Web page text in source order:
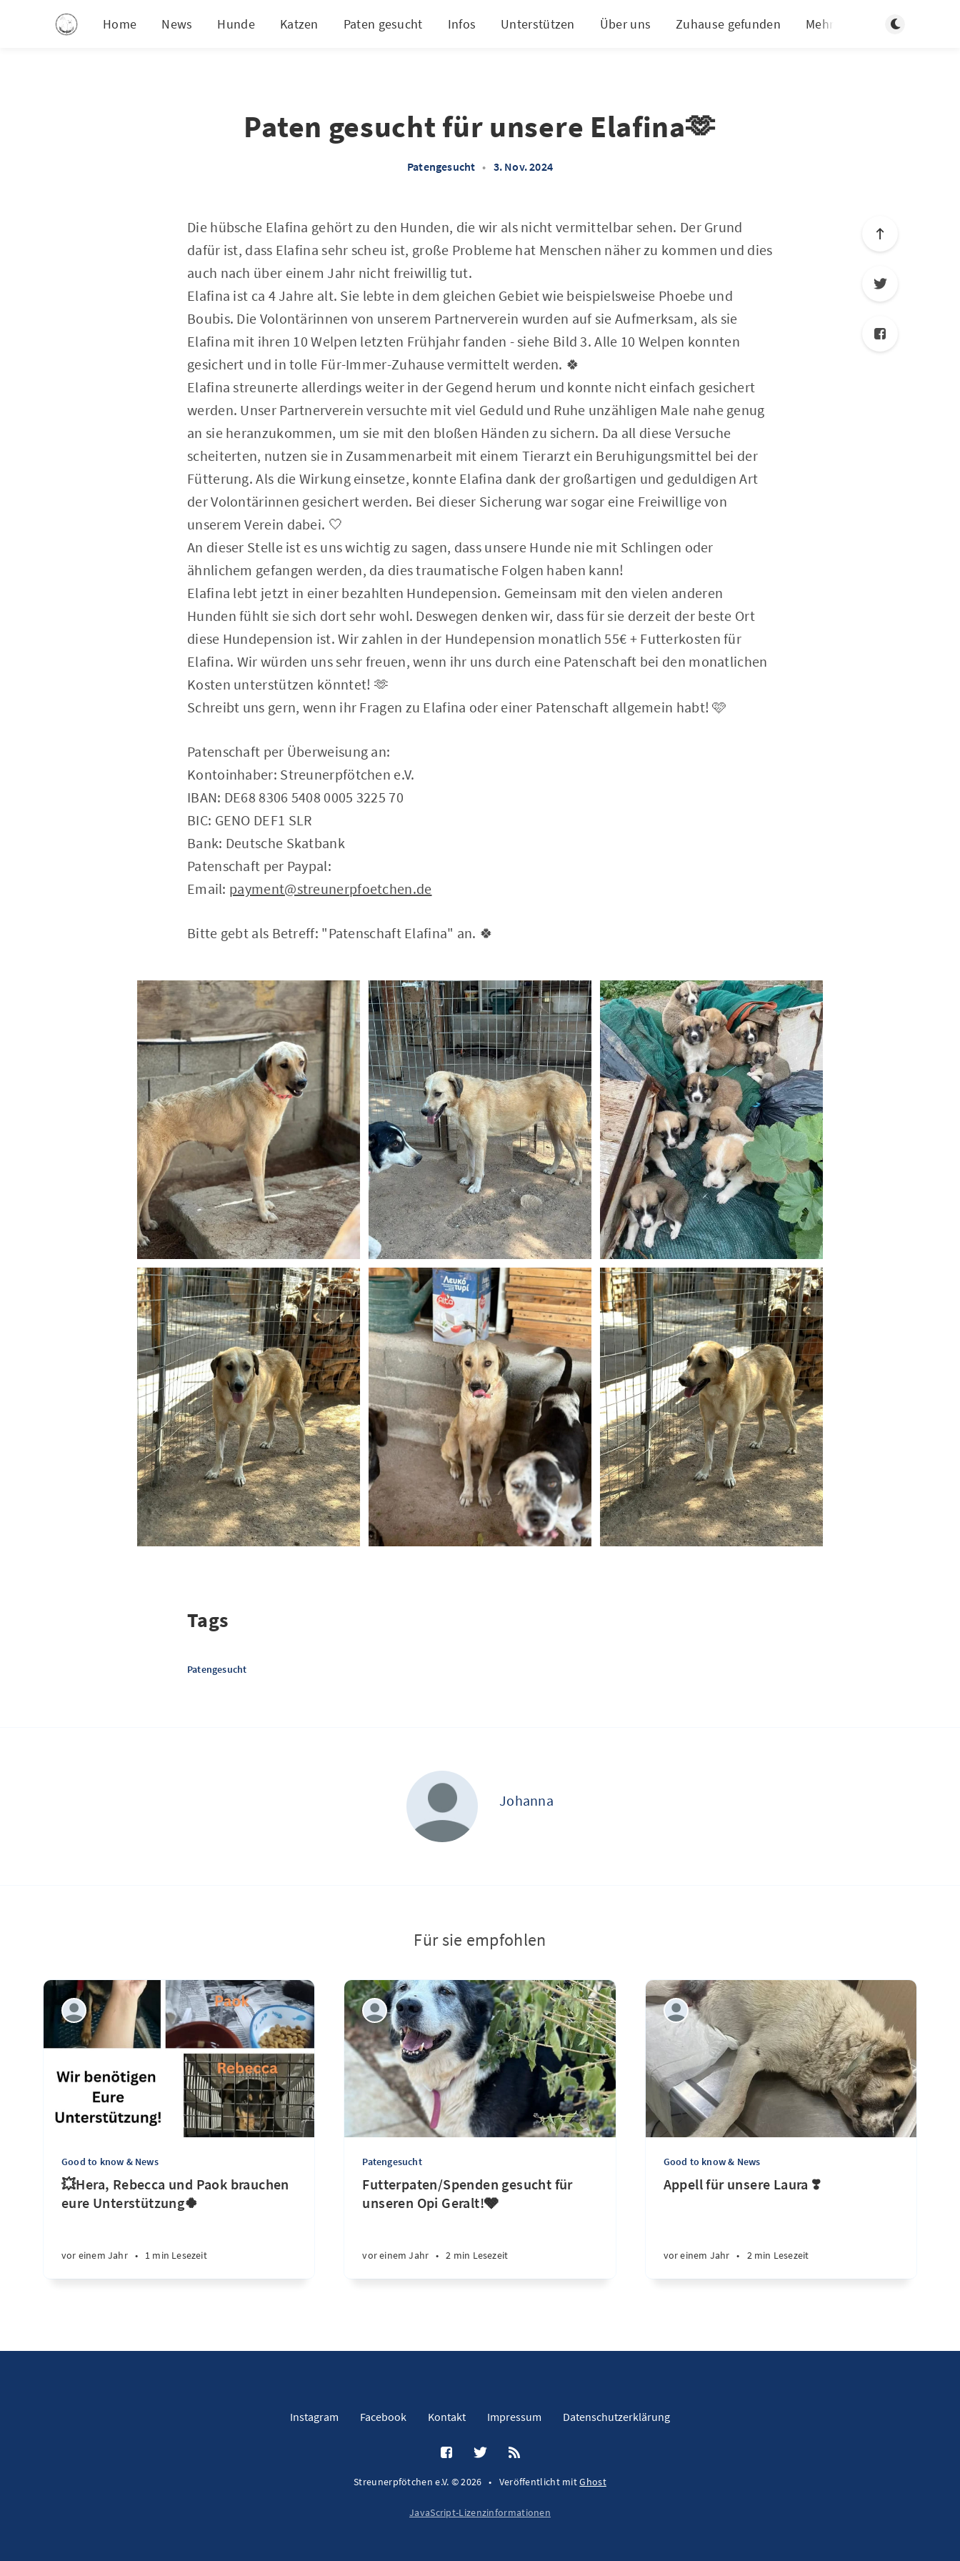
Home News Hunde Katzen Paten gesucht Infos Unterstützen Über uns Zuhause gefunden Mehr Dunklen
Paten gesucht für unsere Elafina🫶
Patengesucht • 3. Nov. 2024
Die hübsche Elafina gehört zu den Hunden, die wir als nicht vermittelbar sehen. Der Grund
dafür ist, dass Elafina sehr scheu ist, große Probleme hat Menschen näher zu kommen und dies
auch nach über einem Jahr nicht freiwillig tut.
Elafina ist ca 4 Jahre alt. Sie lebte in dem gleichen Gebiet wie beispielsweise Phoebe und
Boubis. Die Volontärinnen von unserem Partnerverein wurden auf sie Aufmerksam, als sie
Elafina mit ihren 10 Welpen letzten Frühjahr fanden - siehe Bild 3. Alle 10 Welpen konnten
gesichert und in tolle Für-Immer-Zuhause vermittelt werden. 🍀
Elafina streunerte allerdings weiter in der Gegend herum und konnte nicht einfach gesichert
werden. Unser Partnerverein versuchte mit viel Geduld und Ruhe unzähligen Male nahe genug
an sie heranzukommen, um sie mit den bloßen Händen zu sichern. Da all diese Versuche
scheiterten, nutzen sie in Zusammenarbeit mit einem Tierarzt ein Beruhigungsmittel bei der
Fütterung. Als die Wirkung einsetze, konnte Elafina dank der großartigen und geduldigen Art
der Volontärinnen gesichert werden. Bei dieser Sicherung war sogar eine Freiwillige von
unserem Verein dabei. 🤍
An dieser Stelle ist es uns wichtig zu sagen, dass unsere Hunde nie mit Schlingen oder
ähnlichem gefangen werden, da dies traumatische Folgen haben kann!
Elafina lebt jetzt in einer bezahlten Hundepension. Gemeinsam mit den vielen anderen
Hunden fühlt sie sich dort sehr wohl. Deswegen denken wir, dass für sie derzeit der beste Ort
diese Hundepension ist. Wir zahlen in der Hundepension monatlich 55€ + Futterkosten für
Elafina. Wir würden uns sehr freuen, wenn ihr uns durch eine Patenschaft bei den monatlichen
Kosten unterstützen könntet! 🫶
Schreibt uns gern, wenn ihr Fragen zu Elafina oder einer Patenschaft allgemein habt! 🩷
Patenschaft per Überweisung an:
Kontoinhaber: Streunerpfötchen e.V.
IBAN: DE68 8306 5408 0005 3225 70
BIC: GENO DEF1 SLR
Bank: Deutsche Skatbank
Patenschaft per Paypal:
Email: payment@streunerpfoetchen.de
Bitte gebt als Betreff: "Patenschaft Elafina" an. 🍀
Tags
Patengesucht
Johanna
Für sie empfohlen
Good to know & News
💥Hera, Rebecca und Paok brauchen
eure Unterstützung🍀
vor einem Jahr • 1 min Lesezeit
Patengesucht
Futterpaten/Spenden gesucht für
unseren Opi Geralt!🩶
vor einem Jahr • 2 min Lesezeit
Good to know & News
Appell für unsere Laura ❣️
vor einem Jahr • 2 min Lesezeit
Instagram Facebook Kontakt Impressum Datenschutzerklärung
Streunerpfötchen e.V. © 2026 • Veröffentlicht mitGhost
JavaScript-Lizenzinformationen